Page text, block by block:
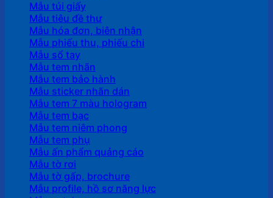
Mẫu túi giấy
Mẫu tiêu đề thư
Mẫu hóa đơn, biên nhận
Mẫu phiếu thu, phiếu chi
Mẫu sổ tay
Mẫu tem nhãn
Mẫu tem bảo hành
Mẫu sticker nhãn dán
Mẫu tem 7 màu hologram
Mẫu tem bạc
Mẫu tem niêm phong
Mẫu tem phụ
Mẫu ấn phẩm quảng cáo
Mẫu tờ rơi
Mẫu tờ gấp, brochure
Mẫu profile, hồ sơ năng lực